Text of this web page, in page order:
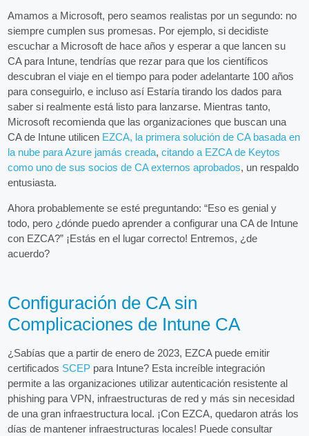
Amamos a Microsoft, pero seamos realistas por un segundo: no
siempre cumplen sus promesas. Por ejemplo, si decidiste
escuchar a Microsoft de hace años y esperar a que lancen su
CA para Intune, tendrías que rezar para que los científicos
descubran el viaje en el tiempo para poder adelantarte 100 años
para conseguirlo, e incluso así Estaría tirando los dados para
saber si realmente está listo para lanzarse. Mientras tanto,
Microsoft recomienda que las organizaciones que buscan una
CA de Intune utilicen EZCA, la primera solución de CA basada en
la nube para Azure jamás creada,citando a EZCA de Keytos
como uno de sus socios de CA externos aprobados, un respaldo
entusiasta.
Ahora probablemente se esté preguntando: “Eso es genial y
todo, pero ¿dónde puedo aprender a configurar una CA de Intune
con EZCA?” ¡Estás en el lugar correcto! Entremos, ¿de
acuerdo?
Configuración de CA sin
Complicaciones de Intune CA
¿Sabías que a partir de enero de 2023, EZCA puede emitir
certificados SCEP para Intune? Esta increíble integración
permite a las organizaciones utilizar autenticación resistente al
phishing para VPN, infraestructuras de red y más sin necesidad
de una gran infraestructura local. ¡Con EZCA, quedaron atrás los
días de mantener infraestructuras locales! Puede consultar